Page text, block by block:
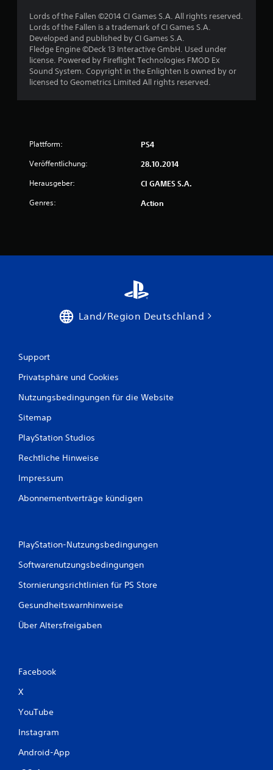
Lords of the Fallen ©2014 CI Games S.A. All rights reserved.
Lords of the Fallen is a trademark of CI Games S.A.
Developed and published by CI Games S.A.
Fledge Engine ©Deck 13 Interactive GmbH. Used under
license. Powered by Fireflight Technologies FMOD Ex
Sound System. Copyright in the Enlighten Is owned by or
licensed to Geometrics Limited All rights reserved.
Plattform: PS4
Veröffentlichung: 28.10.2014
Herausgeber: CI GAMES S.A.
Genres: Action
Land/Region Deutschland
Support
Privatsphäre und Cookies
Nutzungsbedingungen für die Website
Sitemap
PlayStation Studios
Rechtliche Hinweise
Impressum
Abonnementverträge kündigen
PlayStation-Nutzungsbedingungen
Softwarenutzungsbedingungen
Stornierungsrichtlinien für PS Store
Gesundheitswarnhinweise
Über Altersfreigaben
Facebook
X
YouTube
Instagram
Android-App